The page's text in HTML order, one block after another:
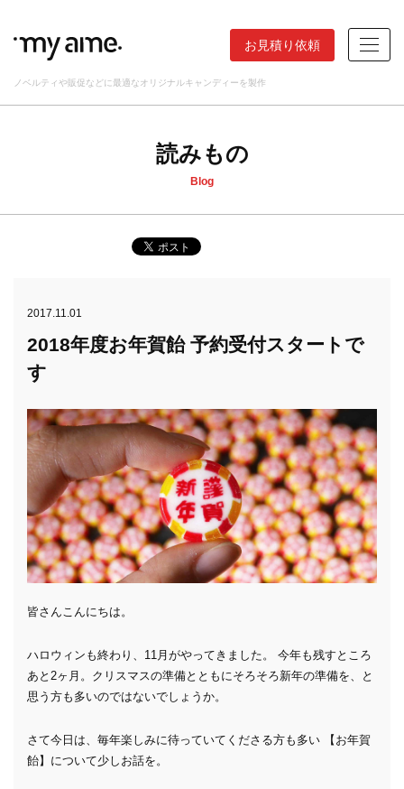
ノベルティや販促などに最適なオリジナルキャンディーを製作
お見積り依頼
読みもの
Blog
2017.11.01
2018年度お年賀飴 予約受付スタートで
す
皆さんこんにちは。
ハロウィンも終わり、11月がやってきました。 今年も残すところ
あと2ヶ月。クリスマスの準備とともにそろそろ新年の準備を、と
思う方も多いのではないでしょうか。
さて今日は、毎年楽しみに待っていてくださる方も多い 【お年賀
飴】について少しお話を。